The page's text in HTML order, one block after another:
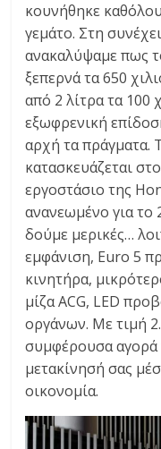
κουνήθηκε
γεμάτο. Στη
ανακαλύψαμε πως
ξεπερνά τα 650
από 2 λίτρα τα 100
εξωφρενική
αρχή τα πράγματα.
κατασκευάζεται
εργοστάσιο της
ανανεωμένο για το
δούμε μερικές…
εμφάνιση, Euro 5
κινητήρα,
μίζα ACG, LED
οργάνων. Με τιμή
συμφέρουσα αγορά
μετακίνησή σας
οικονομία.